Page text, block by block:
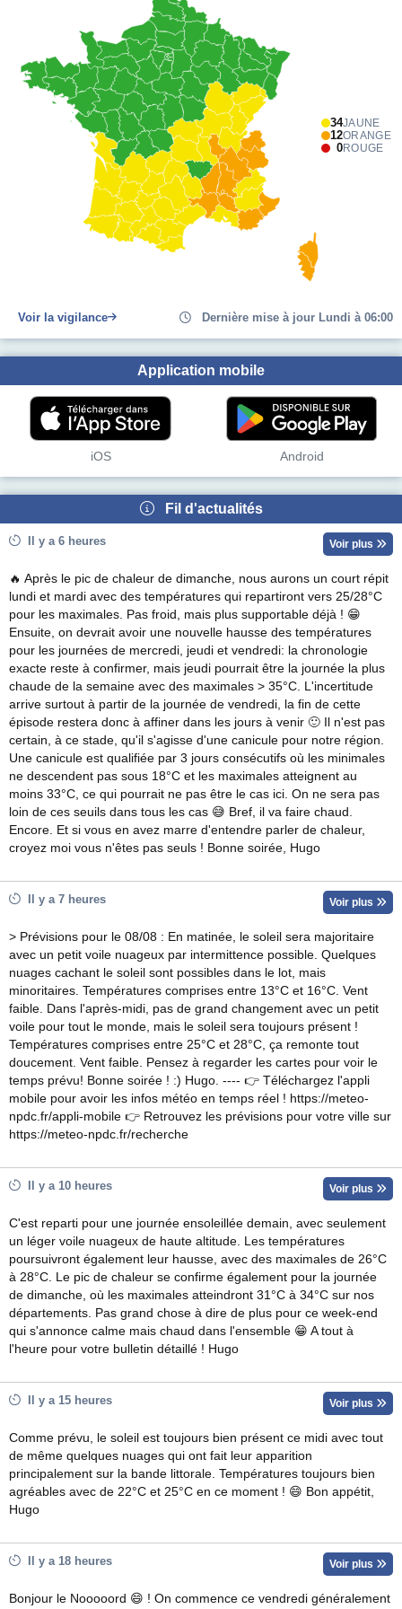
34JAUNE
12ORANGE
0ROUGE
Voir la vigilance Dernière mise à jour Lundi à 06:00
Application mobile
iOS Android
Fil d'actualités
Il y a 6 heures Voir plus
🔥 Après le pic de chaleur de dimanche, nous aurons un court répit
lundi et mardi avec des températures qui repartiront vers 25/28°C
pour les maximales. Pas froid, mais plus supportable déjà ! 😁
Ensuite, on devrait avoir une nouvelle hausse des températures
pour les journées de mercredi, jeudi et vendredi: la chronologie
exacte reste à confirmer, mais jeudi pourrait être la journée la plus
chaude de la semaine avec des maximales > 35°C. L'incertitude
arrive surtout à partir de la journée de vendredi, la fin de cette
épisode restera donc à affiner dans les jours à venir 🙂 Il n'est pas
certain, à ce stade, qu'il s'agisse d'une canicule pour notre région.
Une canicule est qualifiée par 3 jours consécutifs où les minimales
ne descendent pas sous 18°C et les maximales atteignent au
moins 33°C, ce qui pourrait ne pas être le cas ici. On ne sera pas
loin de ces seuils dans tous les cas 😅 Bref, il va faire chaud.
Encore. Et si vous en avez marre d'entendre parler de chaleur,
croyez moi vous n'êtes pas seuls ! Bonne soirée, Hugo
Il y a 7 heures Voir plus
> Prévisions pour le 08/08 : En matinée, le soleil sera majoritaire
avec un petit voile nuageux par intermittence possible. Quelques
nuages cachant le soleil sont possibles dans le lot, mais
minoritaires. Températures comprises entre 13°C et 16°C. Vent
faible. Dans l'après-midi, pas de grand changement avec un petit
voile pour tout le monde, mais le soleil sera toujours présent !
Températures comprises entre 25°C et 28°C, ça remonte tout
doucement. Vent faible. Pensez à regarder les cartes pour voir le
temps prévu! Bonne soirée ! :) Hugo. ---- 👉 Téléchargez l'appli
mobile pour avoir les infos météo en temps réel ! https://meteo-
npdc.fr/appli-mobile 👉 Retrouvez les prévisions pour votre ville sur
https://meteo-npdc.fr/recherche
Il y a 10 heures Voir plus
C'est reparti pour une journée ensoleillée demain, avec seulement
un léger voile nuageux de haute altitude. Les températures
poursuivront également leur hausse, avec des maximales de 26°C
à 28°C. Le pic de chaleur se confirme également pour la journée
de dimanche, où les maximales atteindront 31°C à 34°C sur nos
départements. Pas grand chose à dire de plus pour ce week-end
qui s'annonce calme mais chaud dans l'ensemble 😁 A tout à
l'heure pour votre bulletin détaillé ! Hugo
Il y a 15 heures Voir plus
Comme prévu, le soleil est toujours bien présent ce midi avec tout
de même quelques nuages qui ont fait leur apparition
principalement sur la bande littorale. Températures toujours bien
agréables avec de 22°C et 25°C en ce moment ! 😄 Bon appétit,
Hugo
Il y a 18 heures Voir plus
Bonjour le Nooooord 😄 ! On commence ce vendredi généralement